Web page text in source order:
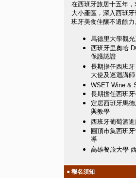
在西班牙旅居十五年
大小產區，深入西班
班牙美食佳釀不遺餘
馬德里大學觀
西班牙里奧哈
保護認證
長期擔任西班
大使及巡迴講師
WSET Wine &
長期擔任西班
定居西班牙馬
與教學
西班牙葡萄酒
圓頂市集西班
導
高雄餐旅大學
● 報名須知